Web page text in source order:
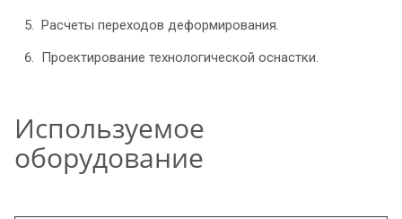
Расчеты переходов деформирования.
Проектирование технологической оснастки.
Используемое
оборудование